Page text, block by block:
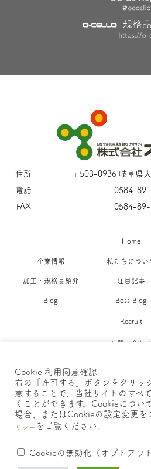
住所
〒503-0936 岐阜県
電話
0584-89-
FAX
0584-89-
Home
企業情報 私たちについ
加工・規格品紹介 注目記事
Blog Boss Blog
Recruit
お問い合わせ
Copyright © 2022 o-cello Inc.
Cookie 利用同意確認
右の「許可する」ボタンをクリッ
意することで、当社サイトのすべ
くことができます。Cookieについ
場合、またはCookieの設定変更を
リシー をご覧ください。
Cookieの無効化（オプトアウト